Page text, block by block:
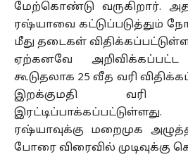
மேற்கொண்டு வருகிறார்.
ரஷ்யாவை கட்டுப்படுத்தும்
மீது தடைகள்
ஏற்கனவே
கூடுதலாக 25 வீத வரி
இறக்குமதி வரி
ரஷ்யாவுக்கு மறைமுக
போரை விரைவில் முடிவுக்கு